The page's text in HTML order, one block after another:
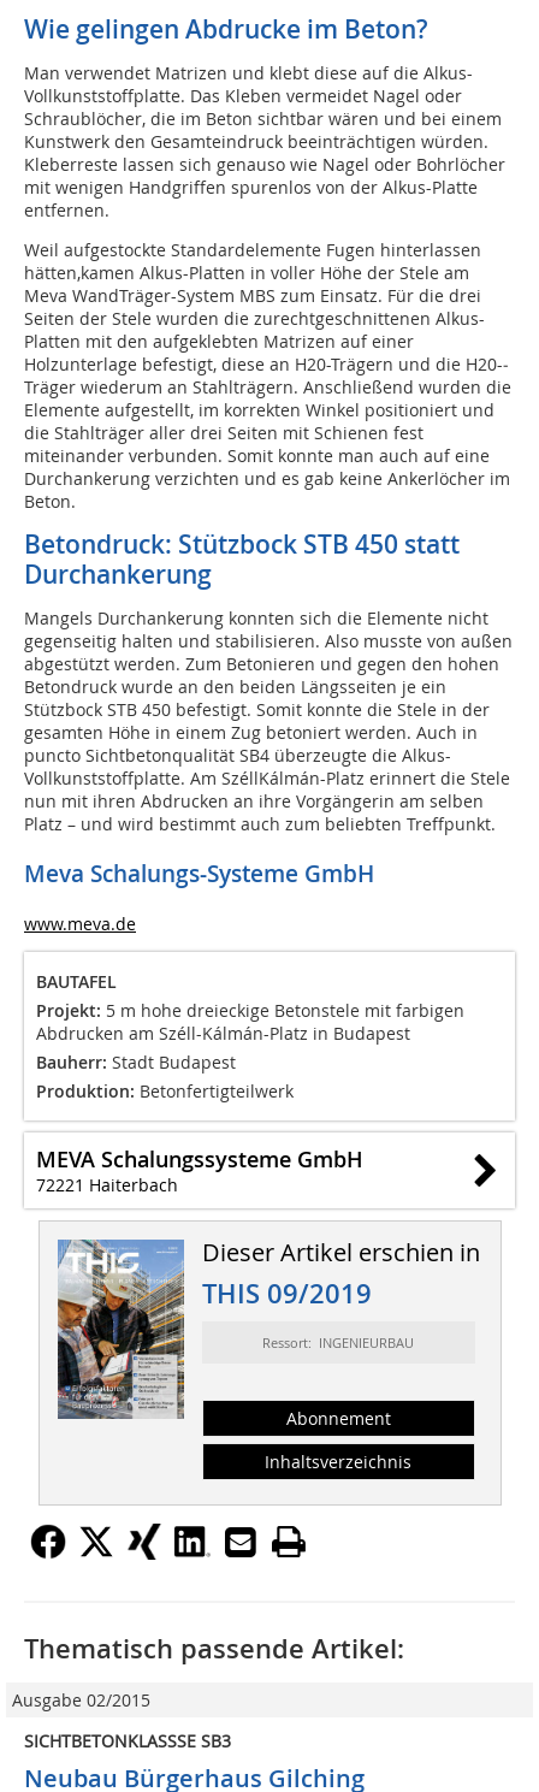
Wie gelingen Abdrucke im Beton?
Man verwendet Matrizen und klebt diese auf die Alkus-
Vollkunststoffplatte. Das Kleben vermeidet Nagel­ oder
Schraublöcher, die im Beton sichtbar wären und bei einem
Kunstwerk den Gesamteindruck beeinträchtigen würden.
Kleberreste lassen sich genauso wie Nagel­ oder Bohrlöcher
mit wenigen Handgriffen spurenlos von der Alkus-Platte
entfernen.
Weil aufgestockte Standardelemente Fugen hinterlassen
hätten,kamen Alkus­-Platten in voller Höhe der Stele am
Meva Wand­Träger-­System MBS zum Einsatz. Für die drei
Seiten der Stele wurden die zurechtgeschnittenen Alkus­-
Platten mit den aufgeklebten Matrizen auf einer
Holzunterlage befestigt, diese an H20­-Trägern und die H20-­
Träger wiederum an Stahlträgern. Anschließend wurden die
Elemente aufgestellt, im korrekten Winkel positioniert und
die Stahlträger aller drei Seiten mit Schienen fest
miteinander verbunden. Somit konnte man auch auf eine
Durchankerung verzichten und es gab keine Ankerlöcher im
Beton.
Betondruck: Stützbock STB 450 statt
Durchankerung
Mangels Durchankerung konnten sich die Elemente nicht
gegenseitig halten und stabilisieren. Also musste von außen
abgestützt werden. Zum Betonieren und gegen den hohen
Betondruck wurde an den beiden Längsseiten je ein
Stützbock STB 450 befestigt. Somit konnte die Stele in der
gesamten Höhe in einem Zug betoniert werden. Auch in
puncto Sichtbetonqualität SB4 überzeugte die Alkus-
Vollkunststoffplatte. Am Széll­Kálmán­-Platz erinnert die Stele
nun mit ihren Abdrucken an ihre Vorgängerin am selben
Platz – und wird bestimmt auch zum beliebten Treffpunkt.
Meva Schalungs-Systeme GmbH
www.meva.de
BAUTAFEL
Projekt: 5 m hohe dreieckige Betonstele mit farbigen
Abdrucken am Széll­-Kálmán­-Platz in Budapest
Bauherr: Stadt Budapest
Produktion: Betonfertigteilwerk
MEVA Schalungssysteme GmbH
72221 Haiterbach
Dieser Artikel erschien in
THIS 09/2019
Ressort: INGENIEURBAU
Abonnement
Inhaltsverzeichnis
Thematisch passende Artikel:
Ausgabe 02/2015
SICHTBETONKLASSSE SB3
Neubau Bürgerhaus Gilching